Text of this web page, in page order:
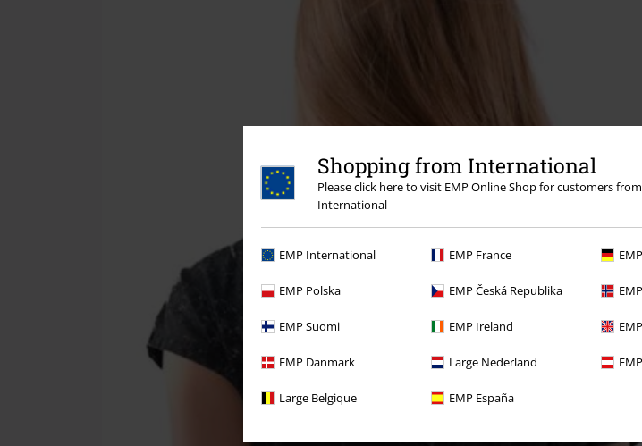
Shopping from International
Please click here to visit EMP Online Shop for customers from
International
EMP International EMP France
EMP Polska EMP Česká Republika
EMP Suomi EMP Ireland
EMP Danmark Large Nederland
Large Belgique EMP España